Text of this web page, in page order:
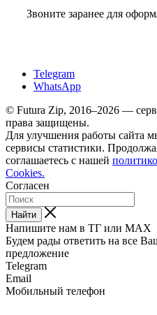
Звоните заранее для
Telegram
WhatsApp
© Futura Zip, 2016–2026 —
права защищены.
Для улучшения работы сайта
сервисы статистики.
соглашаетесь с нашей
Cookies.
Согласен
Найти
Напишите нам в ТГ или MAX
Будем рады ответить на все
предложение
Telegram
Email
Мобильный телефон